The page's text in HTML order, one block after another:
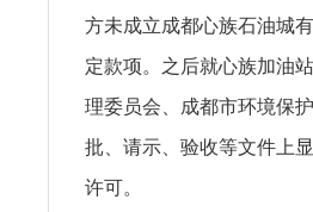
方未成立成都心族石油城
定款项。之后就心族加油
理委员会、成都市环境保
批、请示、验收等文件上
许可。